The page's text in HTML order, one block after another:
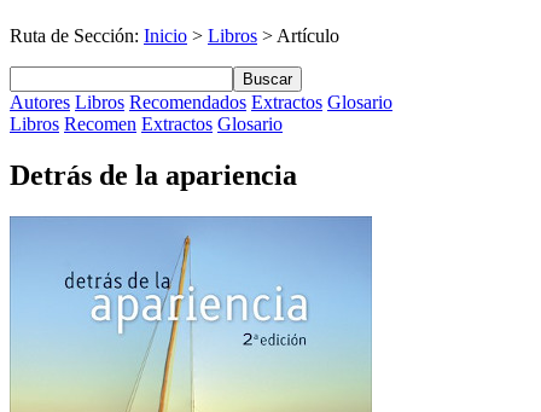
Ruta de Sección: Inicio > Libros > Artículo
Buscar
Autores Libros Recomendados Extractos Glosario
Libros Recomen Extractos Glosario
Detrás de la apariencia